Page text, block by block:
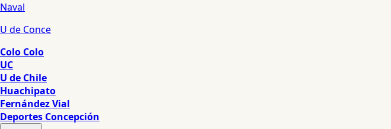
Naval
U de Conce
Colo Colo
UC
U de Chile
Huachipato
Fernández Vial
Deportes Concepción